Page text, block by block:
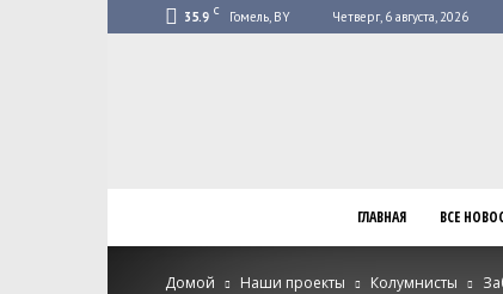
35.9 C Гомель, BY Четверг, 6 августа, 2026
ГЛАВНАЯ ВСЕ
Домой Наши проекты Колумнисты